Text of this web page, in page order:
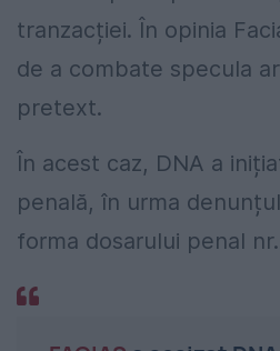
tranzacției. În opinia
de a combate specula
pretext.
În acest caz, DNA a
penală, în urma
forma dosarului penal nr.